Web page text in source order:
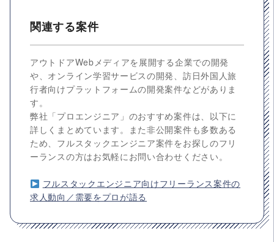
関連する案件
アウトドアWebメディアを展開する企業での開発
や、オンライン学習サービスの開発、訪日外国人旅
行者向けプラットフォームの開発案件などがありま
す。
弊社「プロエンジニア」のおすすめ案件は、以下に
詳しくまとめています。また非公開案件も多数ある
ため、フルスタックエンジニア案件をお探しのフリ
ーランスの方はお気軽にお問い合わせください。
フルスタックエンジニア向けフリーランス案件の
求人動向／需要をプロが語る